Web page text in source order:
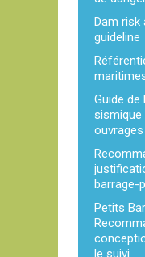
Dam
guideline
Guide de
barrage-
Petits
le suivi